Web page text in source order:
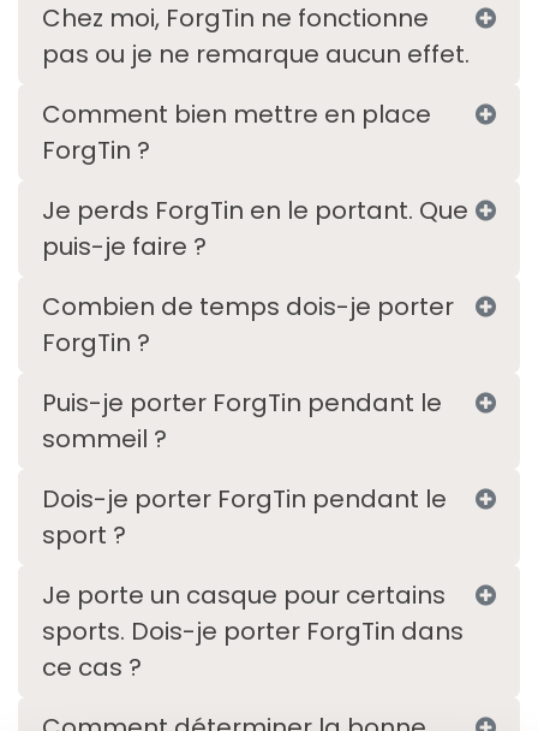
Chez moi, ForgTin ne fonctionne
pas ou je ne remarque aucun effet.
Comment bien mettre en place
ForgTin ?
Je perds ForgTin en le portant. Que
puis-je faire ?
Combien de temps dois-je porter
ForgTin ?
Puis-je porter ForgTin pendant le
sommeil ?
Dois-je porter ForgTin pendant le
sport ?
Je porte un casque pour certains
sports. Dois-je porter ForgTin dans
ce cas ?